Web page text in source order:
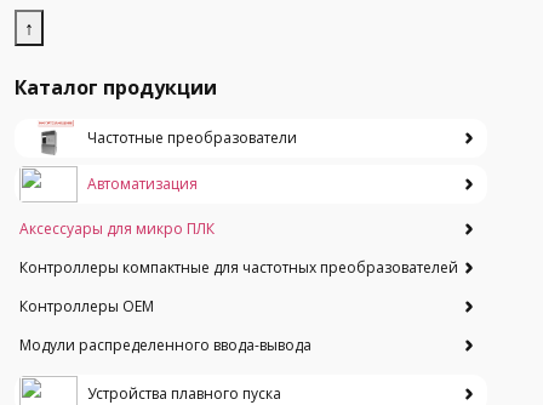
↑
Каталог продукции
Частотные преобразователи
Автоматизация
Аксессуары для микро ПЛК
Контроллеры компактные для частотных преобразователей
Контроллеры ОЕМ
Модули распределенного ввода-вывода
Устройства плавного пуска